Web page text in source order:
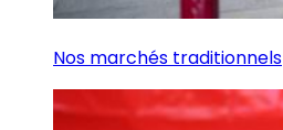
Nos marchés traditionnels